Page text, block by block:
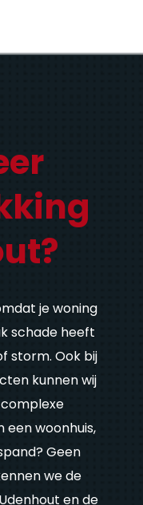
je woning
schade heeft
storm. Ook bij
kunnen wij
woonhuis,
Geen
we de
en de